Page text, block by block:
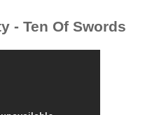
- Ten Of Swords